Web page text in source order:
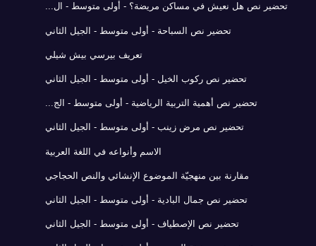
تحضير نص هل نعيش في مساكن مريضة؟ - أولى متوسط - ال...
تحضير نص السباحة - أولى متوسط - الجيل الثاني
تعريف بيرسي بيش شيلي
تحضير نص ركوب الخيل - أولى متوسط - الجيل الثاني
تحضير نص أهمية التربية الرياضية - أولى متوسط - الج...
تحضير نص مرض زينب - أولى متوسط - الجيل الثاني
الاسم وأنواعه في اللغة العربية
مقارنة بين منهجيّة الموضوع الإنشائي والنص الحجاجي
تحضير نص جمال البادية - أولى متوسط - الجيل الثاني
تحضير نص الإصطياف - أولى متوسط - الجيل الثاني